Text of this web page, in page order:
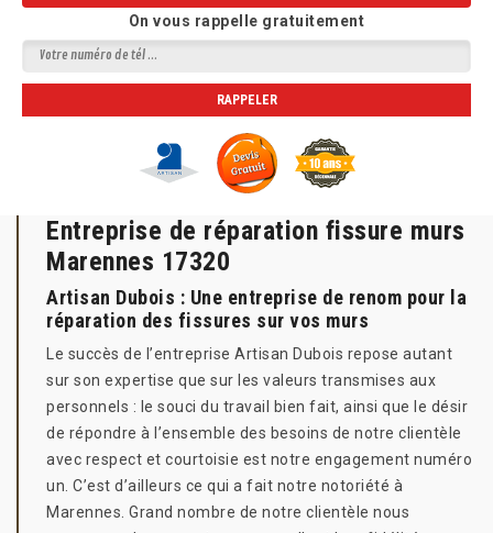
On vous rappelle gratuitement
Entreprise de réparation fissure murs
Marennes 17320
Artisan Dubois : Une entreprise de renom pour la
réparation des fissures sur vos murs
Le succès de l’entreprise Artisan Dubois repose autant
sur son expertise que sur les valeurs transmises aux
personnels : le souci du travail bien fait, ainsi que le désir
de répondre à l’ensemble des besoins de notre clientèle
avec respect et courtoisie est notre engagement numéro
un. C’est d’ailleurs ce qui a fait notre notoriété à
Marennes. Grand nombre de notre clientèle nous